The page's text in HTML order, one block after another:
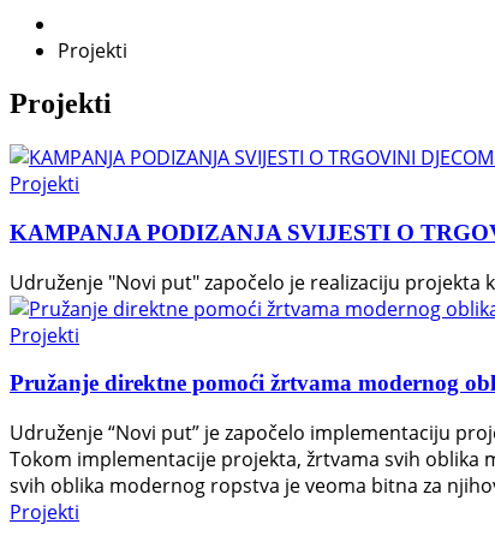
Projekti
Projekti
Projekti
KAMPANJA PODIZANJA SVIJESTI O
Udruženje "Novi put" započelo je realizaciju projekta
Projekti
Pružanje direktne pomoći žrtvama modernog
Udruženje “Novi put” je započelo implementaciju
Tokom implementacije projekta, žrtvama svih
svih oblika modernog ropstva je veoma bitna za
Projekti